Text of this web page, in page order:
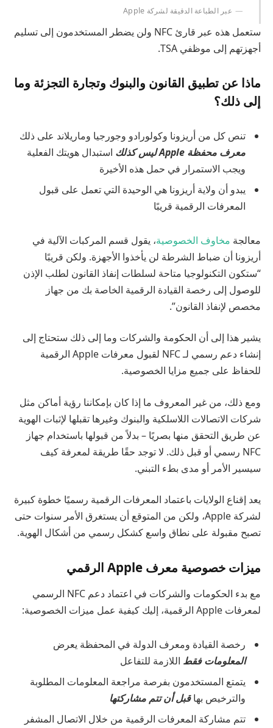
عبر الطباعة الدقيقة لشركة Apple
ستعمل هذه عبر قارئ NFC ولن يضطر المستخدمون إلى تسليم
أجهزتهم إلى موظفي TSA.
ماذا عن تطبيق القانون والبنوك وتجارة التجزئة وما
إلى ذلك؟
تنص كل من أريزونا وكولورادو وجورجيا وماريلاند على ذلك
معرف محفظة Apple ليس كذلك
استبدال هويتك الفعلية
ويجب الاستمرار في حمل هذه الأخيرة
يبدو أن ولاية أريزونا هي الوحيدة التي تعمل على قبول
المعرفات الرقمية قريبًا
معالجة مخاوف الخصوصية، يقول قسم المركبات الآلية في
أريزونا أن ضباط الشرطة لن يأخذوا الأجهزة. ولكن قريبًا
“ستكون التكنولوجيا متاحة لسلطات إنفاذ القانون لطلب الإذن
للوصول إلى رخصة القيادة الرقمية الخاصة بك من جهاز
مخصص لإنفاذ القانون”.
يشير هذا إلى أن الحكومة والشركات وما إلى ذلك ستحتاج إلى
إنشاء دعم رسمي لـ NFC لقبول معرفات Apple الرقمية
للحفاظ على جميع مزايا الخصوصية.
ومع ذلك، من غير المعروف ما إذا كان بإمكاننا رؤية أماكن مثل
شركات الاتصالات اللاسلكية والبنوك وغيرها تقبلها لإثبات الهوية
عن طريق التحقق منها بصريًا – بدلاً من قبولها باستخدام جهاز
NFC رسمي أو قبل ذلك. لا توجد حقًا طريقة لمعرفة كيف
سيسير الأمر أو مدى بطء التبني.
يعد إقناع الولايات باعتماد المعرفات الرقمية رسميًا خطوة كبيرة
لشركة Apple، ولكن من المتوقع أن يستغرق الأمر سنوات حتى
تصبح مقبولة على نطاق واسع كشكل رسمي من أشكال الهوية.
ميزات خصوصية معرف Apple الرقمي
مع بدء الحكومات والشركات في اعتماد دعم NFC الرسمي
لمعرفات Apple الرقمية، إليك كيفية عمل ميزات الخصوصية:
رخصة القيادة ومعرف الدولة في المحفظة يعرض
المعلومات فقط اللازمة للتفاعل
يتمتع المستخدمون بفرصة مراجعة المعلومات المطلوبة
والترخيص بهاقبل أن تتم مشاركتها
تتم مشاركة المعرفات الرقمية من خلال الاتصال المشفر